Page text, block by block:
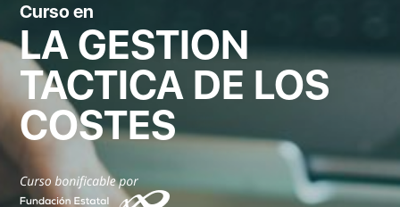
Curso en
LA GESTION
TACTICA DE LOS
COSTES